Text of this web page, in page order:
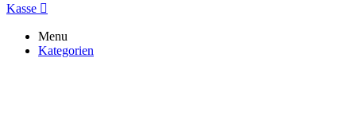
Kasse 
Menu
Kategorien